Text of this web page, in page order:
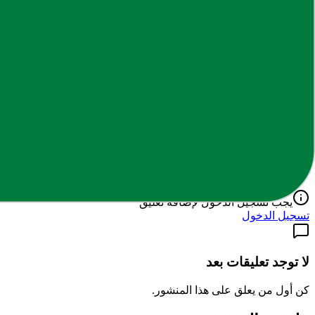
يجب تسجيل الدخول لإضافة تعليق
تسجيل الدخول
لا توجد تعليقات بعد
كن أول من يعلق على هذا المنشور.